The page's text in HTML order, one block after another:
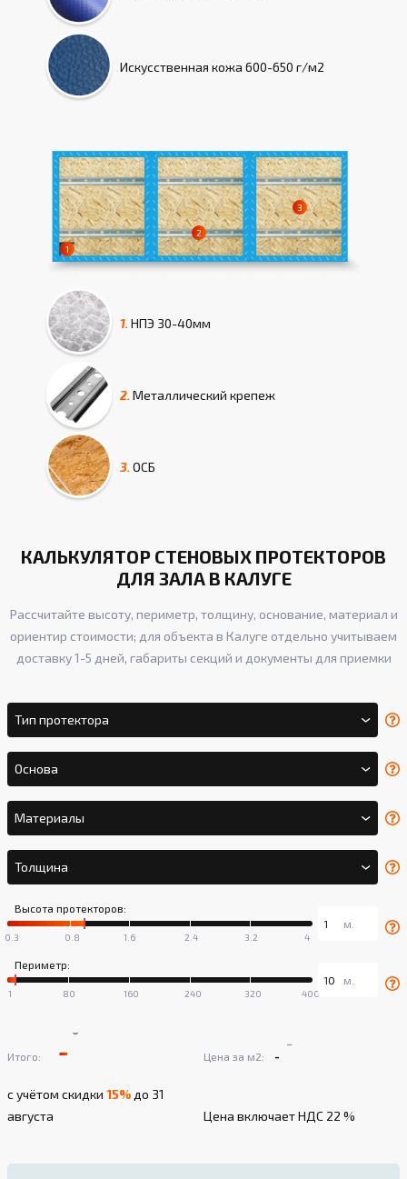
Искусcтвенная кожа 600-650 г/м2
1.НПЭ 30-40мм
2.Металлический крепеж
3.ОСБ
КАЛЬКУЛЯТОР СТЕНОВЫХ ПРОТЕКТОРОВ
ДЛЯ ЗАЛА В КАЛУГЕ
Рассчитайте высоту, периметр, толщину, основание, материал и
ориентир стоимости; для объекта в Калуге отдельно учитываем
доставку 1-5 дней, габариты секций и документы для приемки
Тип протектора
Основа
Материалы
Толщина
Высота протекторов:
Периметр:
Итого: -
-
с учётом скидки 15%до 31
августа
Цена за м2: -
-
Цена включает НДС 22 %